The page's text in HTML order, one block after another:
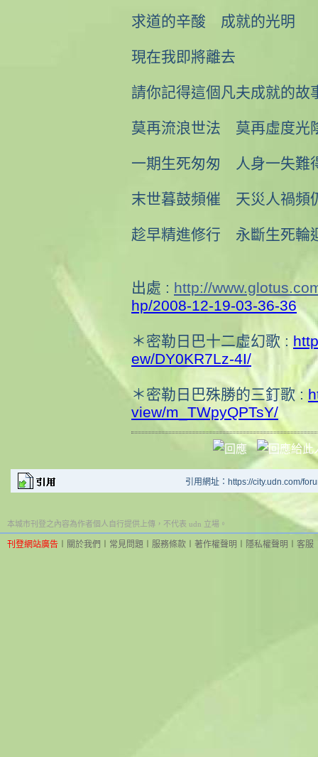
求道的辛酸 成就的光明
現在我即將離去
請你記得這個凡夫成就的故
莫再流浪世法 莫再虛度光
一期生死匆匆 人身一失難
末世暮鼓頻催 天災人禍頻
趁早精進修行 永斷生死輪
出處 : http://
hp/2008-12-19-03-36-36
＊密勒日巴十二虛幻歌 :
ew/DY0KR7Lz-4I/
＊密勒日巴殊勝的三釘歌 :
view/m_TWpyQPTsY/
引用網址：https://city.udn.com/
本城市刊登之內容為作者個人自行提供上傳，不代表 udn 立場。
刊登網站廣告 關於我們 常見問題 服務條款 著作權聲明 隱私權聲明 客服